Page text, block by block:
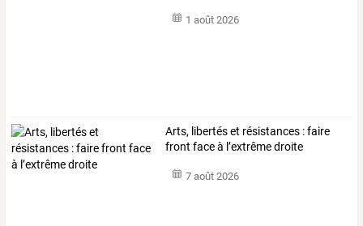
1 août 2026
Arts, libertés et résistances : faire
front face à l’extrême droite
7 août 2026